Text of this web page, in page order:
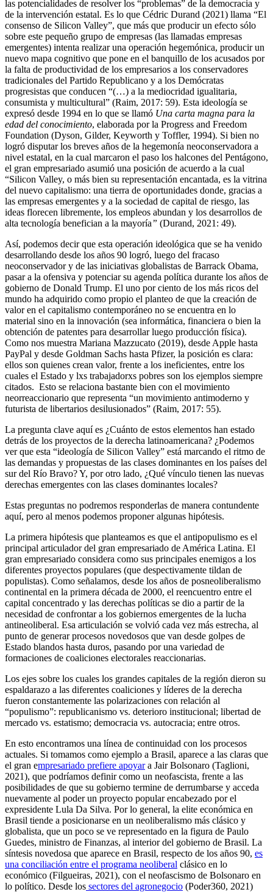
las potencialidades de resolver los “problemas” de la democracia y
de la intervención estatal. Es lo que Cédric Durand (2021) llama “El
consenso de Silicon Valley”, que más que producir un efecto sólo
sobre este pequeño grupo de empresas (las llamadas empresas
emergentes) intenta realizar una operación hegemónica, producir un
nuevo mapa cognitivo que pone en el banquillo de los acusados por
la falta de productividad de los empresarios a los conservadores
tradicionales del Partido Republicano y a los Demócratas
progresistas que conducen “(…) a la mediocridad igualitaria,
consumista y multicultural” (Raim, 2017: 59). Esta ideología se
expresó desde 1994 en lo que se llamó Una carta magna para la
edad del conocimiento, elaborada por la Progress and Freedom
Foundation (Dyson, Gilder, Keyworth y Toffler, 1994). Si bien no
logró disputar los breves años de la hegemonía neoconservadora a
nivel estatal, en la cual marcaron el paso los halcones del Pentágono,
el gran empresariado asumió una posición de acuerdo a la cual
“Silicon Valley, o más bien su representación encantada, es la vitrina
del nuevo capitalismo: una tierra de oportunidades donde, gracias a
las empresas emergentes y a la sociedad de capital de riesgo, las
ideas florecen libremente, los empleos abundan y los desarrollos de
alta tecnología benefician a la mayoría” (Durand, 2021: 49).
Así, podemos decir que esta operación ideológica que se ha venido
desarrollando desde los años 90 logró, luego del fracaso
neoconservador y de las iniciativas globalistas de Barrack Obama,
pasar a la ofensiva y potenciar su agenda política durante los años de
gobierno de Donald Trump. El uno por ciento de los más ricos del
mundo ha adquirido como propio el planteo de que la creación de
valor en el capitalismo contemporáneo no se encuentra en lo
material sino en la innovación (sea informática, financiera o bien la
obtención de patentes para desarrollar luego producción física).
Como nos muestra Mariana Mazzucato (2019), desde Apple hasta
PayPal y desde Goldman Sachs hasta Pfizer, la posición es clara:
ellos son quienes crean valor, frente a los ineficientes, entre los
cuales el Estado y lxs trabajadorxs pobres son los ejemplos siempre
citados. Esto se relaciona bastante bien con el movimiento
neorreaccionario que representa “un movimiento antimoderno y
futurista de libertarios desilusionados” (Raim, 2017: 55).
La pregunta clave aquí es ¿Cuánto de estos elementos han estado
detrás de los proyectos de la derecha latinoamericana? ¿Podemos
ver que esta “ideología de Silicon Valley” está marcando el ritmo de
las demandas y propuestas de las clases dominantes en los países del
sur del Río Bravo? Y, por otro lado, ¿Qué vínculo tienen las nuevas
derechas emergentes con las clases dominantes locales?
Estas preguntas no podremos responderlas de manera contundente
aquí, pero al menos podemos proponer algunas hipótesis.
La primera hipótesis que planteamos es que el antipopulismo es el
principal articulador del gran empresariado de América Latina. El
gran empresariado considera como sus principales enemigos a los
diferentes proyectos populares (que despectivamente tildan de
populistas). Como señalamos, desde los años de posneoliberalismo
continental en la primera década de 2000, el reencuentro entre el
capital concentrado y las derechas políticas se dio a partir de la
necesidad de confrontar a los gobiernos emergentes de la lucha
antineoliberal. Esa articulación se volvió cada vez más estrecha, al
punto de generar procesos novedosos que van desde golpes de
Estado blandos hasta duros, pasando por una variedad de
formaciones de coaliciones electorales reaccionarias.
Los ejes sobre los cuales los grandes capitales de la región dieron su
espaldarazo a las diferentes coaliciones y líderes de la derecha
fueron constantemente las polarizaciones con relación al
“populismo”: republicanismo vs. deterioro institucional; libertad de
mercado vs. estatismo; democracia vs. autocracia; entre otros.
En esto encontramos una línea de continuidad con los procesos
actuales. Si tomamos como ejemplo a Brasil, aparece a las claras que
el gran empresariado prefiere apoyara Jair Bolsonaro (Taglioni,
2021), que podríamos definir como un neofascista, frente a las
posibilidades de que su gobierno termine de derrumbarse y acceda
nuevamente al poder un proyecto popular encabezado por el
expresidente Lula Da Silva. Por lo general, la elite económica en
Brasil tiende a posicionarse en un neoliberalismo más clásico y
globalista, que un poco se ve representado en la figura de Paulo
Guedes, ministro de Finanzas, al interior del gobierno de Brasil. La
síntesis novedosa que aparece en Brasil, respecto de los años 90, es
una conciliación entre el programa neoliberal clásico en lo
económico (Filgueiras, 2021), con el neofascismo de Bolsonaro en
lo político. Desde los sectores del agronegocio (Poder360, 2021)